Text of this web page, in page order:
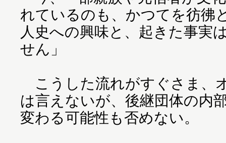
れているのも、かつてを彷彿
人史への興味と、起きた事実
せん」
こうした流れがすぐさま、
は言えないが、後継団体の内
変わる可能性も否めない。